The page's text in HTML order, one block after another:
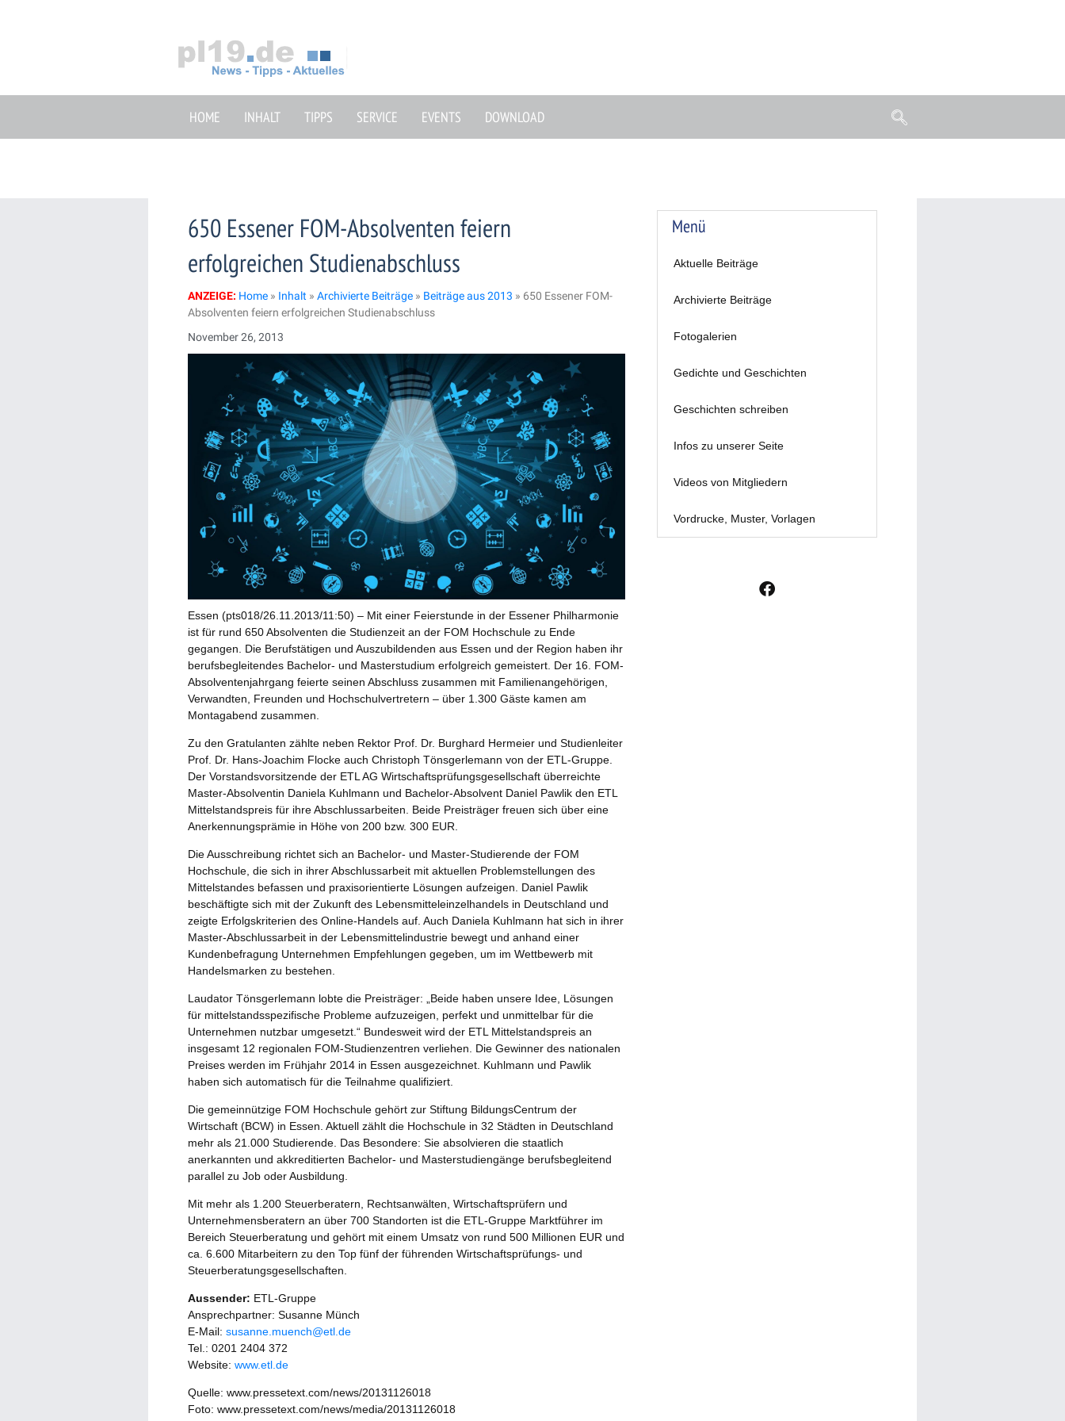
HOME INHALT TIPPS SERVICE EVENTS DOWNLOAD
650 Essener FOM-Absolventen feiern
erfolgreichen Studienabschluss
ANZEIGE: Home » Inhalt » Archivierte Beiträge » Beiträge aus 2013 » 650 Essener FOM-
Absolventen feiern erfolgreichen Studienabschluss
November 26, 2013
Essen (pts018/26.11.2013/11:50) – Mit einer Feierstunde in der Essener Philharmonie
ist für rund 650 Absolventen die Studienzeit an der FOM Hochschule zu Ende
gegangen. Die Berufstätigen und Auszubildenden aus Essen und der Region haben ihr
berufsbegleitendes Bachelor- und Masterstudium erfolgreich gemeistert. Der 16. FOM-
Absolventenjahrgang feierte seinen Abschluss zusammen mit Familienangehörigen,
Verwandten, Freunden und Hochschulvertretern – über 1.300 Gäste kamen am
Montagabend zusammen.
Zu den Gratulanten zählte neben Rektor Prof. Dr. Burghard Hermeier und Studienleiter
Prof. Dr. Hans-Joachim Flocke auch Christoph Tönsgerlemann von der ETL-Gruppe.
Der Vorstandsvorsitzende der ETL AG Wirtschaftsprüfungsgesellschaft überreichte
Master-Absolventin Daniela Kuhlmann und Bachelor-Absolvent Daniel Pawlik den ETL
Mittelstandspreis für ihre Abschlussarbeiten. Beide Preisträger freuen sich über eine
Anerkennungsprämie in Höhe von 200 bzw. 300 EUR.
Die Ausschreibung richtet sich an Bachelor- und Master-Studierende der FOM
Hochschule, die sich in ihrer Abschlussarbeit mit aktuellen Problemstellungen des
Mittelstandes befassen und praxisorientierte Lösungen aufzeigen. Daniel Pawlik
beschäftigte sich mit der Zukunft des Lebensmitteleinzelhandels in Deutschland und
zeigte Erfolgskriterien des Online-Handels auf. Auch Daniela Kuhlmann hat sich in ihrer
Master-Abschlussarbeit in der Lebensmittelindustrie bewegt und anhand einer
Kundenbefragung Unternehmen Empfehlungen gegeben, um im Wettbewerb mit
Handelsmarken zu bestehen.
Laudator Tönsgerlemann lobte die Preisträger: „Beide haben unsere Idee, Lösungen
für mittelstandsspezifische Probleme aufzuzeigen, perfekt und unmittelbar für die
Unternehmen nutzbar umgesetzt.“ Bundesweit wird der ETL Mittelstandspreis an
insgesamt 12 regionalen FOM-Studienzentren verliehen. Die Gewinner des nationalen
Preises werden im Frühjahr 2014 in Essen ausgezeichnet. Kuhlmann und Pawlik
haben sich automatisch für die Teilnahme qualifiziert.
Die gemeinnützige FOM Hochschule gehört zur Stiftung BildungsCentrum der
Wirtschaft (BCW) in Essen. Aktuell zählt die Hochschule in 32 Städten in Deutschland
mehr als 21.000 Studierende. Das Besondere: Sie absolvieren die staatlich
anerkannten und akkreditierten Bachelor- und Masterstudiengänge berufsbegleitend
parallel zu Job oder Ausbildung.
Mit mehr als 1.200 Steuerberatern, Rechtsanwälten, Wirtschaftsprüfern und
Unternehmensberatern an über 700 Standorten ist die ETL-Gruppe Marktführer im
Bereich Steuerberatung und gehört mit einem Umsatz von rund 500 Millionen EUR und
ca. 6.600 Mitarbeitern zu den Top fünf der führenden Wirtschaftsprüfungs- und
Steuerberatungsgesellschaften.
Aussender: ETL-Gruppe
Ansprechpartner: Susanne Münch
E-Mail: susanne.muench@etl.de
Tel.: 0201 2404 372
Website: www.etl.de
Quelle: www.pressetext.com/news/20131126018
Foto: www.pressetext.com/news/media/20131126018
Menü
Aktuelle Beiträge
Archivierte Beiträge
Fotogalerien
Gedichte und Geschichten
Geschichten schreiben
Infos zu unserer Seite
Videos von Mitgliedern
Vordrucke, Muster, Vorlagen
F
a